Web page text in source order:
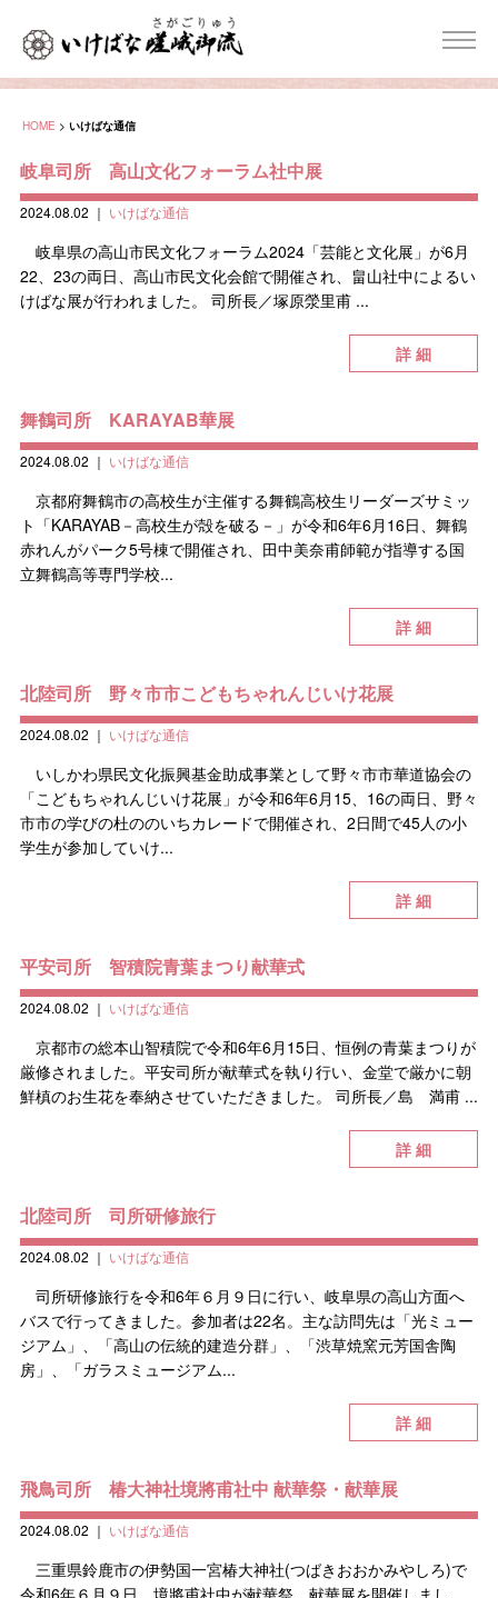
HOME > いけばな通信
岐阜司所 高山文化フォーラム社中展
2024.08.02 ｜ いけばな通信
岐阜県の高山市民文化フォーラム2024「芸能と文化展」が6月
22、23の両日、高山市民文化会館で開催され、畠山社中によるい
けばな展が行われました。 司所長／塚原滎里甫 ...
詳 細
舞鶴司所 KARAYAB華展
2024.08.02 ｜ いけばな通信
京都府舞鶴市の高校生が主催する舞鶴高校生リーダーズサミッ
ト「KARAYAB－高校生が殻を破る－」が令和6年6月16日、舞鶴
赤れんがパーク5号棟で開催され、田中美奈甫師範が指導する国
立舞鶴高等専門学校...
詳 細
北陸司所 野々市市こどもちゃれんじいけ花展
2024.08.02 ｜ いけばな通信
いしかわ県民文化振興基金助成事業として野々市市華道協会の
「こどもちゃれんじいけ花展」が令和6年6月15、16の両日、野々
市市の学びの杜ののいちカレードで開催され、2日間で45人の小
学生が参加していけ...
詳 細
平安司所 智積院青葉まつり献華式
2024.08.02 ｜ いけばな通信
京都市の総本山智積院で令和6年6月15日、恒例の青葉まつりが
厳修されました。平安司所が献華式を執り行い、金堂で厳かに朝
鮮槙のお生花を奉納させていただきました。 司所長／島 満甫 ...
詳 細
北陸司所 司所研修旅行
2024.08.02 ｜ いけばな通信
司所研修旅行を令和6年６月９日に行い、岐阜県の高山方面へ
バスで行ってきました。参加者は22名。主な訪問先は「光ミュー
ジアム」、「高山の伝統的建造分群」、「渋草焼窯元芳国舎陶
房」、「ガラスミュージアム...
詳 細
飛鳥司所 椿大神社境將甫社中 献華祭・献華展
2024.08.02 ｜ いけばな通信
三重県鈴鹿市の伊勢国一宮椿大神社(つばきおおかみやしろ)で
令和6年６月９日、境將甫社中が献華祭、献華展を開催しまし